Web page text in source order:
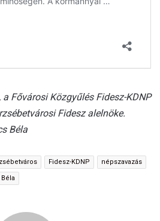
a Fővárosi Közgyűlés Fidesz-KDNP
Fidesz alelnöke.
Béla
Fidesz-KDNP népszavazás